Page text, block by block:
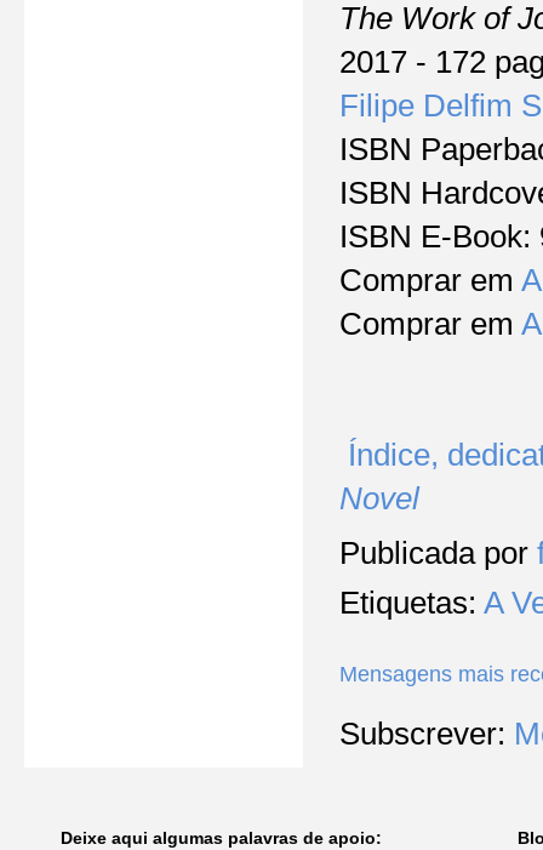
The Work of
2017 - 172
Filipe Delfim
ISBN
ISBN
ISBN E-Book:
Comprar em
Comprar em
Índice,
Novel
Publicada por
Etiquetas: A
Mensagens mais
Subscrever:
Deixe aqui algumas palavras de apoio: